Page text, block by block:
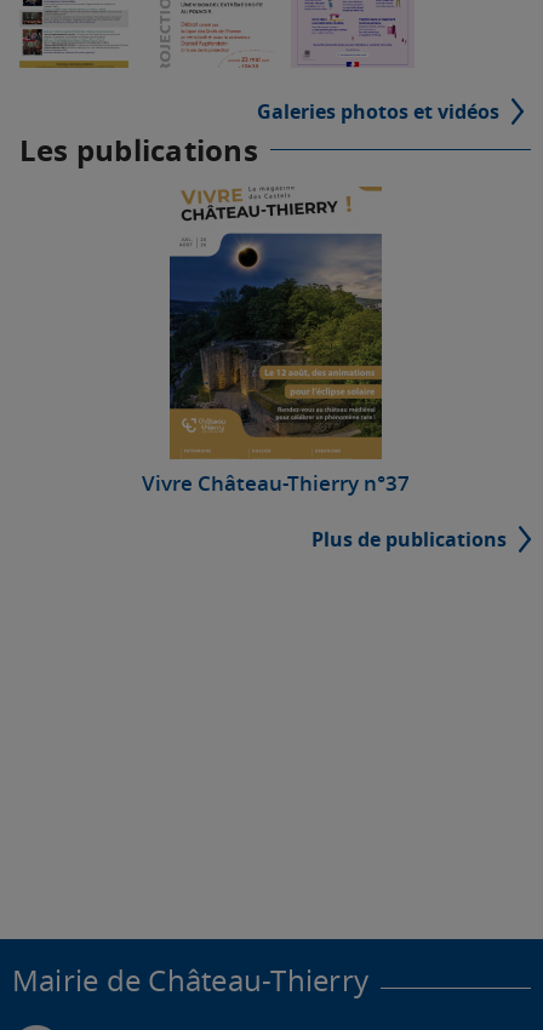
Galeries photos et vidéos
Les publications
Vivre Château-Thierry n°37
Plus de publications
Mairie de Château-Thierry